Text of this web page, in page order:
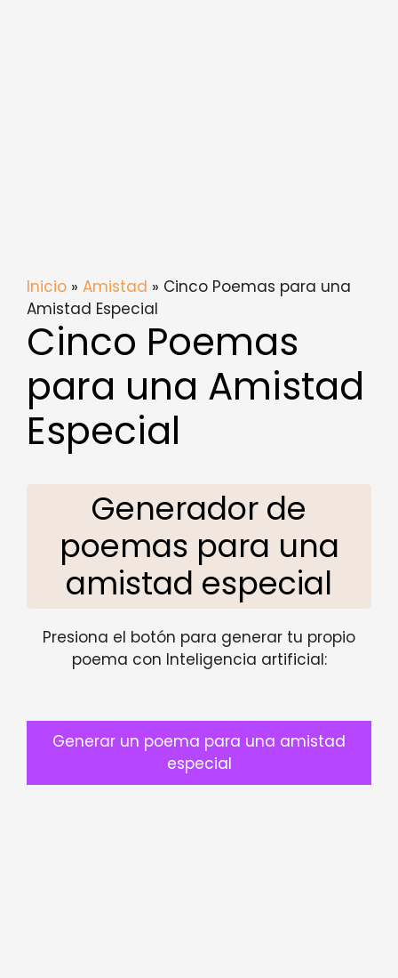
Inicio » Amistad » Cinco Poemas para una
Amistad Especial
Cinco Poemas
para una Amistad
Especial
Generador de
poemas para una
amistad especial
Presiona el botón para generar tu propio
poema con Inteligencia artificial:
Generar un poema para una amistad
especial